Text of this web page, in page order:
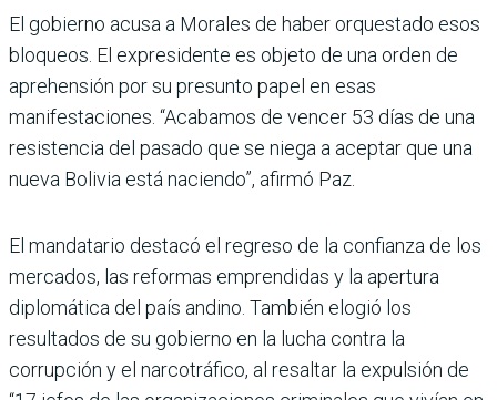
El gobierno acusa a Morales de haber orquestado esos
bloqueos. El expresidente es objeto de una orden de
aprehensión por su presunto papel en esas
manifestaciones. “Acabamos de vencer 53 días de una
resistencia del pasado que se niega a aceptar que una
nueva Bolivia está naciendo”, afirmó Paz.
El mandatario destacó el regreso de la confianza de los
mercados, las reformas emprendidas y la apertura
diplomática del país andino. También elogió los
resultados de su gobierno en la lucha contra la
corrupción y el narcotráfico, al resaltar la expulsión de